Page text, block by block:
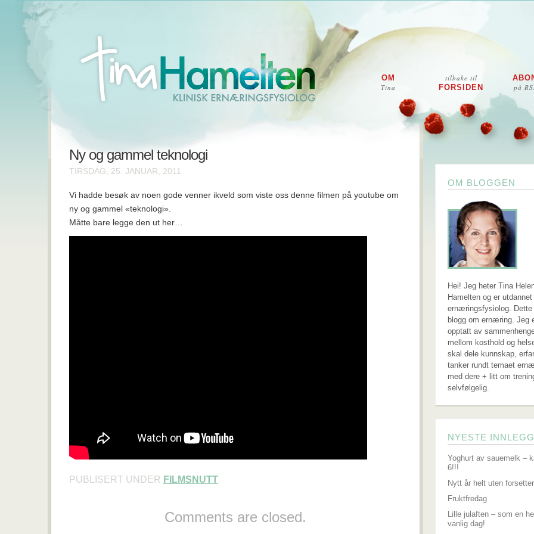
på
tilbake til
FORSIDEN
OM
Tina
Ny og gammel teknologi
TIRSDAG, 25. JANUAR, 2011
Vi hadde besøk av noen gode venner ikveld som viste oss denne filmen på youtube om
ny og gammel «teknologi».
Måtte bare legge den ut her…
PUBLISERT UNDER FILMSNUTT
Comments are closed.
OM BLOGGEN
Hei! Jeg heter Tina
Hamelten og er
ernæringsfysiolog. Dette
blogg om ernæring. Jeg
opptatt av
mellom kosthold og
skal dele kunnskap,
tanker rundt temaet
med dere + litt om
selvfølgelig.
NYESTE INNLEGG
Yoghurt av sauemelk –
6!!!
Nytt år helt uten forsetter
Fruktfredag
Lille julaften – som en
vanlig dag!